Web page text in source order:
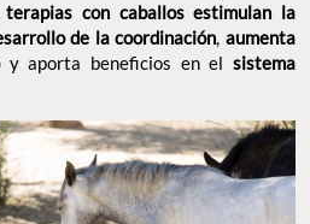
terapias con caballos estimulan la
de la coordinación,aumenta
y aporta beneficios en el sistema